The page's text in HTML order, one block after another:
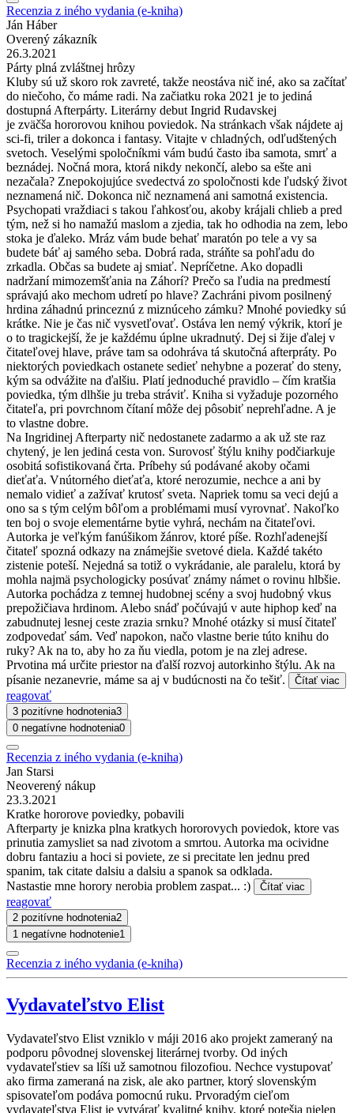
Recenzia z iného vydania (e-kniha)
Ján Háber
Overený zákazník
26.3.2021
Párty plná zvláštnej hrôzy
Kluby sú už skoro rok zavreté, takže neostáva nič iné, ako sa začítať
do niečoho, čo máme radi. Na začiatku roka 2021 je to jediná
dostupná Afterpárty. Literárny debut Ingrid Rudavskej
je zväčša hororovou knihou poviedok. Na stránkach však nájdete aj
sci-fi, triler a dokonca i fantasy. Vitajte v chladných, odľudštených
svetoch. Veselými spoločníkmi vám budú často iba samota, smrť a
beznádej. Nočná mora, ktorá nikdy nekončí, alebo sa ešte ani
nezačala? Znepokojujúce svedectvá zo spoločnosti kde ľudský život
neznamená nič. Dokonca nič neznamená ani samotná existencia.
Psychopati vraždiaci s takou ľahkosťou, akoby krájali chlieb a pred
tým, než si ho namažú maslom a zjedia, tak ho odhodia na zem, lebo
stoka je ďaleko. Mráz vám bude behať maratón po tele a vy sa
budete báť aj samého seba. Dobrá rada, stráňte sa pohľadu do
zrkadla. Občas sa budete aj smiať. Nepríčetne. Ako dopadli
nadržaní mimozemšťania na Záhorí? Prečo sa ľudia na predmestí
správajú ako mechom udretí po hlave? Zachráni pivom posilnený
hrdina záhadnú princeznú z miznúceho zámku? Mnohé poviedky sú
krátke. Nie je čas nič vysvetľovať. Ostáva len nemý výkrik, ktorí je
o to tragickejší, že je každému úplne ukradnutý. Dej si žije ďalej v
čitateľovej hlave, práve tam sa odohráva tá skutočná afterpráty. Po
niektorých poviedkach ostanete sedieť nehybne a pozerať do steny,
kým sa odvážite na ďalšiu. Platí jednoduché pravidlo – čím kratšia
poviedka, tým dlhšie ju treba stráviť. Kniha si vyžaduje pozorného
čitateľa, pri povrchnom čítaní môže dej pôsobiť neprehľadne. A je
to vlastne dobre.
Na Ingridinej Afterparty nič nedostanete zadarmo a ak už ste raz
chytený, je len jediná cesta von. Surovosť štýlu knihy podčiarkuje
osobitá sofistikovaná črta. Príbehy sú podávané akoby očami
dieťaťa. Vnútorného dieťaťa, ktoré nerozumie, nechce a ani by
nemalo vidieť a zažívať krutosť sveta. Napriek tomu sa veci dejú a
ono sa s tým celým bôľom a problémami musí vyrovnať. Nakoľko
ten boj o svoje elementárne bytie vyhrá, nechám na čitateľovi.
Autorka je veľkým fanúšikom žánrov, ktoré píše. Rozhľadenejší
čitateľ spozná odkazy na známejšie svetové diela. Každé takéto
zistenie poteší. Nejedná sa totiž o vykrádanie, ale paralelu, ktorá by
mohla najmä psychologicky posúvať známy námet o rovinu hlbšie.
Autorka pochádza z temnej hudobnej scény a svoj hudobný vkus
prepožičiava hrdinom. Alebo snáď počúvajú v aute hiphop keď na
zabudnutej lesnej ceste zrazia srnku? Mnohé otázky si musí čitateľ
zodpovedať sám. Veď napokon, načo vlastne berie túto knihu do
ruky? Ak na to, aby ho za ňu viedla, potom je na zlej adrese.
Prvotina má určite priestor na ďalší rozvoj autorkinho štýlu. Ak na
písanie nezanevrie, máme sa aj v budúcnosti na čo tešiť.
Čítať viac
reagovať
3 pozitívne hodnotenia3
0 negatívne hodnotenia0
Recenzia z iného vydania (e-kniha)
Jan Starsi
Neoverený nákup
23.3.2021
Kratke hororove poviedky, pobavili
Afterparty je knizka plna kratkych hororovych poviedok, ktore vas
prinutia zamysliet sa nad zivotom a smrtou. Autorka ma ocividne
dobru fantaziu a hoci si poviete, ze si precitate len jednu pred
spanim, tak citate dalsiu a dalsiu a spanok sa odklada.
Nastastie mne horory nerobia problem zaspat... :)
Čítať viac
reagovať
2 pozitívne hodnotenia2
1 negatívne hodnotenie1
Recenzia z iného vydania (e-kniha)
Vydavateľstvo Elist
Vydavateľstvo Elist vzniklo v máji 2016 ako projekt zameraný na
podporu pôvodnej slovenskej literárnej tvorby. Od iných
vydavateľstiev sa líši už samotnou filozofiou. Nechce vystupovať
ako firma zameraná na zisk, ale ako partner, ktorý slovenským
spisovateľom podáva pomocnú ruku. Prvoradým cieľom
vydavateľstva Elist je vytvárať kvalitné knihy, ktoré potešia nielen